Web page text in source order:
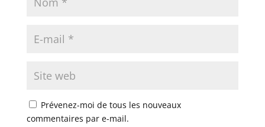
Prévenez-moi de tous les nouveaux
commentaires par e-mail.